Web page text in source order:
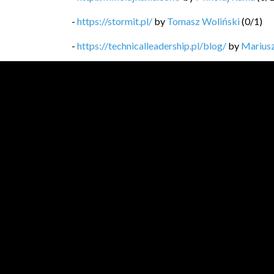
- https://stormit.pl/ by Tomasz Woliński(0/1)
- https://technicalleadership.pl/blog/ by